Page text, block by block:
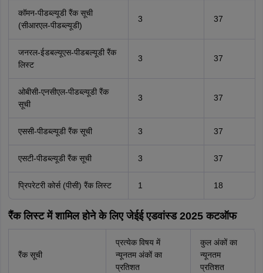
कॉमन-पीडब्ल्यूडी रैंक सूची
(सीआरएल-पीडब्ल्यूडी)
3 37
जनरल-ईडबल्यूएस-पीडबल्यूडी रैंक
लिस्ट
3 37
ओबीसी-एनसीएल-पीडब्ल्यूडी रैंक
सूची
3 37
एससी-पीडब्ल्यूडी रैंक सूची 3 37
एसटी-पीडब्ल्यूडी रैंक सूची 3 37
प्रिपरेटरी कोर्स (पीसी) रैंक लिस्ट 1 18
रैंक लिस्ट में शामिल होने के लिए जेईई एडवांस्ड 2025 कटऑफ
रैंक सूची
प्रत्येक विषय में
न्यूनतम अंकों का
प्रतिशत
कुल अंकों का
न्यूनतम
प्रतिशत